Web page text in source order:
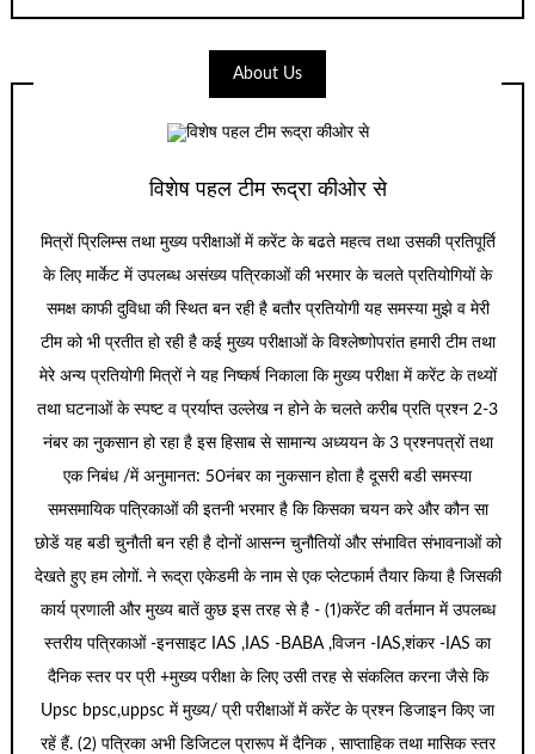
About Us
विशेष पहल टीम रूद्रा कीओर से
मित्रों प्रिलिम्स तथा मुख्य परीक्षाओं में करेंट के बढते महत्व तथा उसकी प्रतिपूर्ति
के लिए मार्केट में उपलब्ध असंख्य पत्रिकाओं की भरमार के चलते प्रतियोगियों के
समक्ष काफी दुविधा की स्थित बन रही है बतौर प्रतियोगी यह समस्या मुझे व मेरी
टीम को भी प्रतीत हो रही है कई मुख्य परीक्षाओं के विश्लेष्णोपरांत हमारी टीम तथा
मेरे अन्य प्रतियोगी मित्रों ने यह निष्कर्ष निकाला कि मुख्य परीक्षा में करेंट के तथ्यों
तथा घटनाओं के स्पष्ट व प्रर्याप्त उल्लेख न होने के चलते करीब प्रति प्रश्न 2-3
नंबर का नुकसान हो रहा है इस हिसाब से सामान्य अध्ययन के 3 प्रश्नपत्रों तथा
एक निबंध /में अनुमानत: 50नंबर का नुकसान होता है दूसरी बडी समस्या
समसमायिक पत्रिकाओं की इतनी भरमार है कि किसका चयन करे और कौन सा
छोडें यह बडी चुनौती बन रही है दोनों आसन्न चुनौतियों और संभावित संभावनाओं को
देखते हुए हम लोगों. ने रूद्रा एकेडमी के नाम से एक प्लेटफार्म तैयार किया है जिसकी
कार्य प्रणाली और मुख्य बातें कुछ इस तरह से है - (1)करेंट की वर्तमान में उपलब्ध
स्तरीय पत्रिकाओं -इनसाइट IAS ,IAS -BABA ,विजन -IAS,शंकर -IAS का
दैनिक स्तर पर प्री +मुख्य परीक्षा के लिए उसी तरह से संकलित करना जैसे कि
Upsc bpsc,uppsc में मुख्य/ प्री परीक्षाओं में करेंट के प्रश्न डिजाइन किए जा
रहें हैं. (2) पत्रिका अभी डिजिटल प्रारूप में दैनिक , साप्ताहिक तथा मासिक स्तर